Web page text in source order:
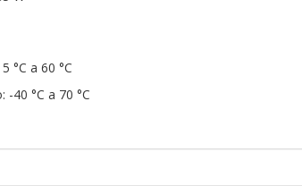
°C a 60 °C
40 °C a 70 °C